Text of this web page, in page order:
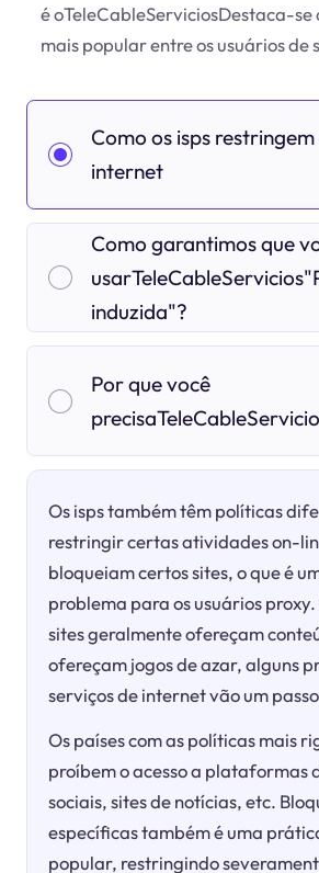
é oTeleCableServiciosDestaca-se
mais popular entre os usuários de
Como os isps restringem
internet
Como garantimos que
induzida"?
Por que você
Os isps também têm políticas
restringir certas atividades on-
bloqueiam certos sites, o que é
problema para os usuários proxy.
sites geralmente ofereçam
ofereçam jogos de azar, alguns
serviços de internet vão um
Os países com as políticas mais
proíbem o acesso a plataformas
sociais, sites de notícias, etc.
específicas também é uma
popular, restringindo